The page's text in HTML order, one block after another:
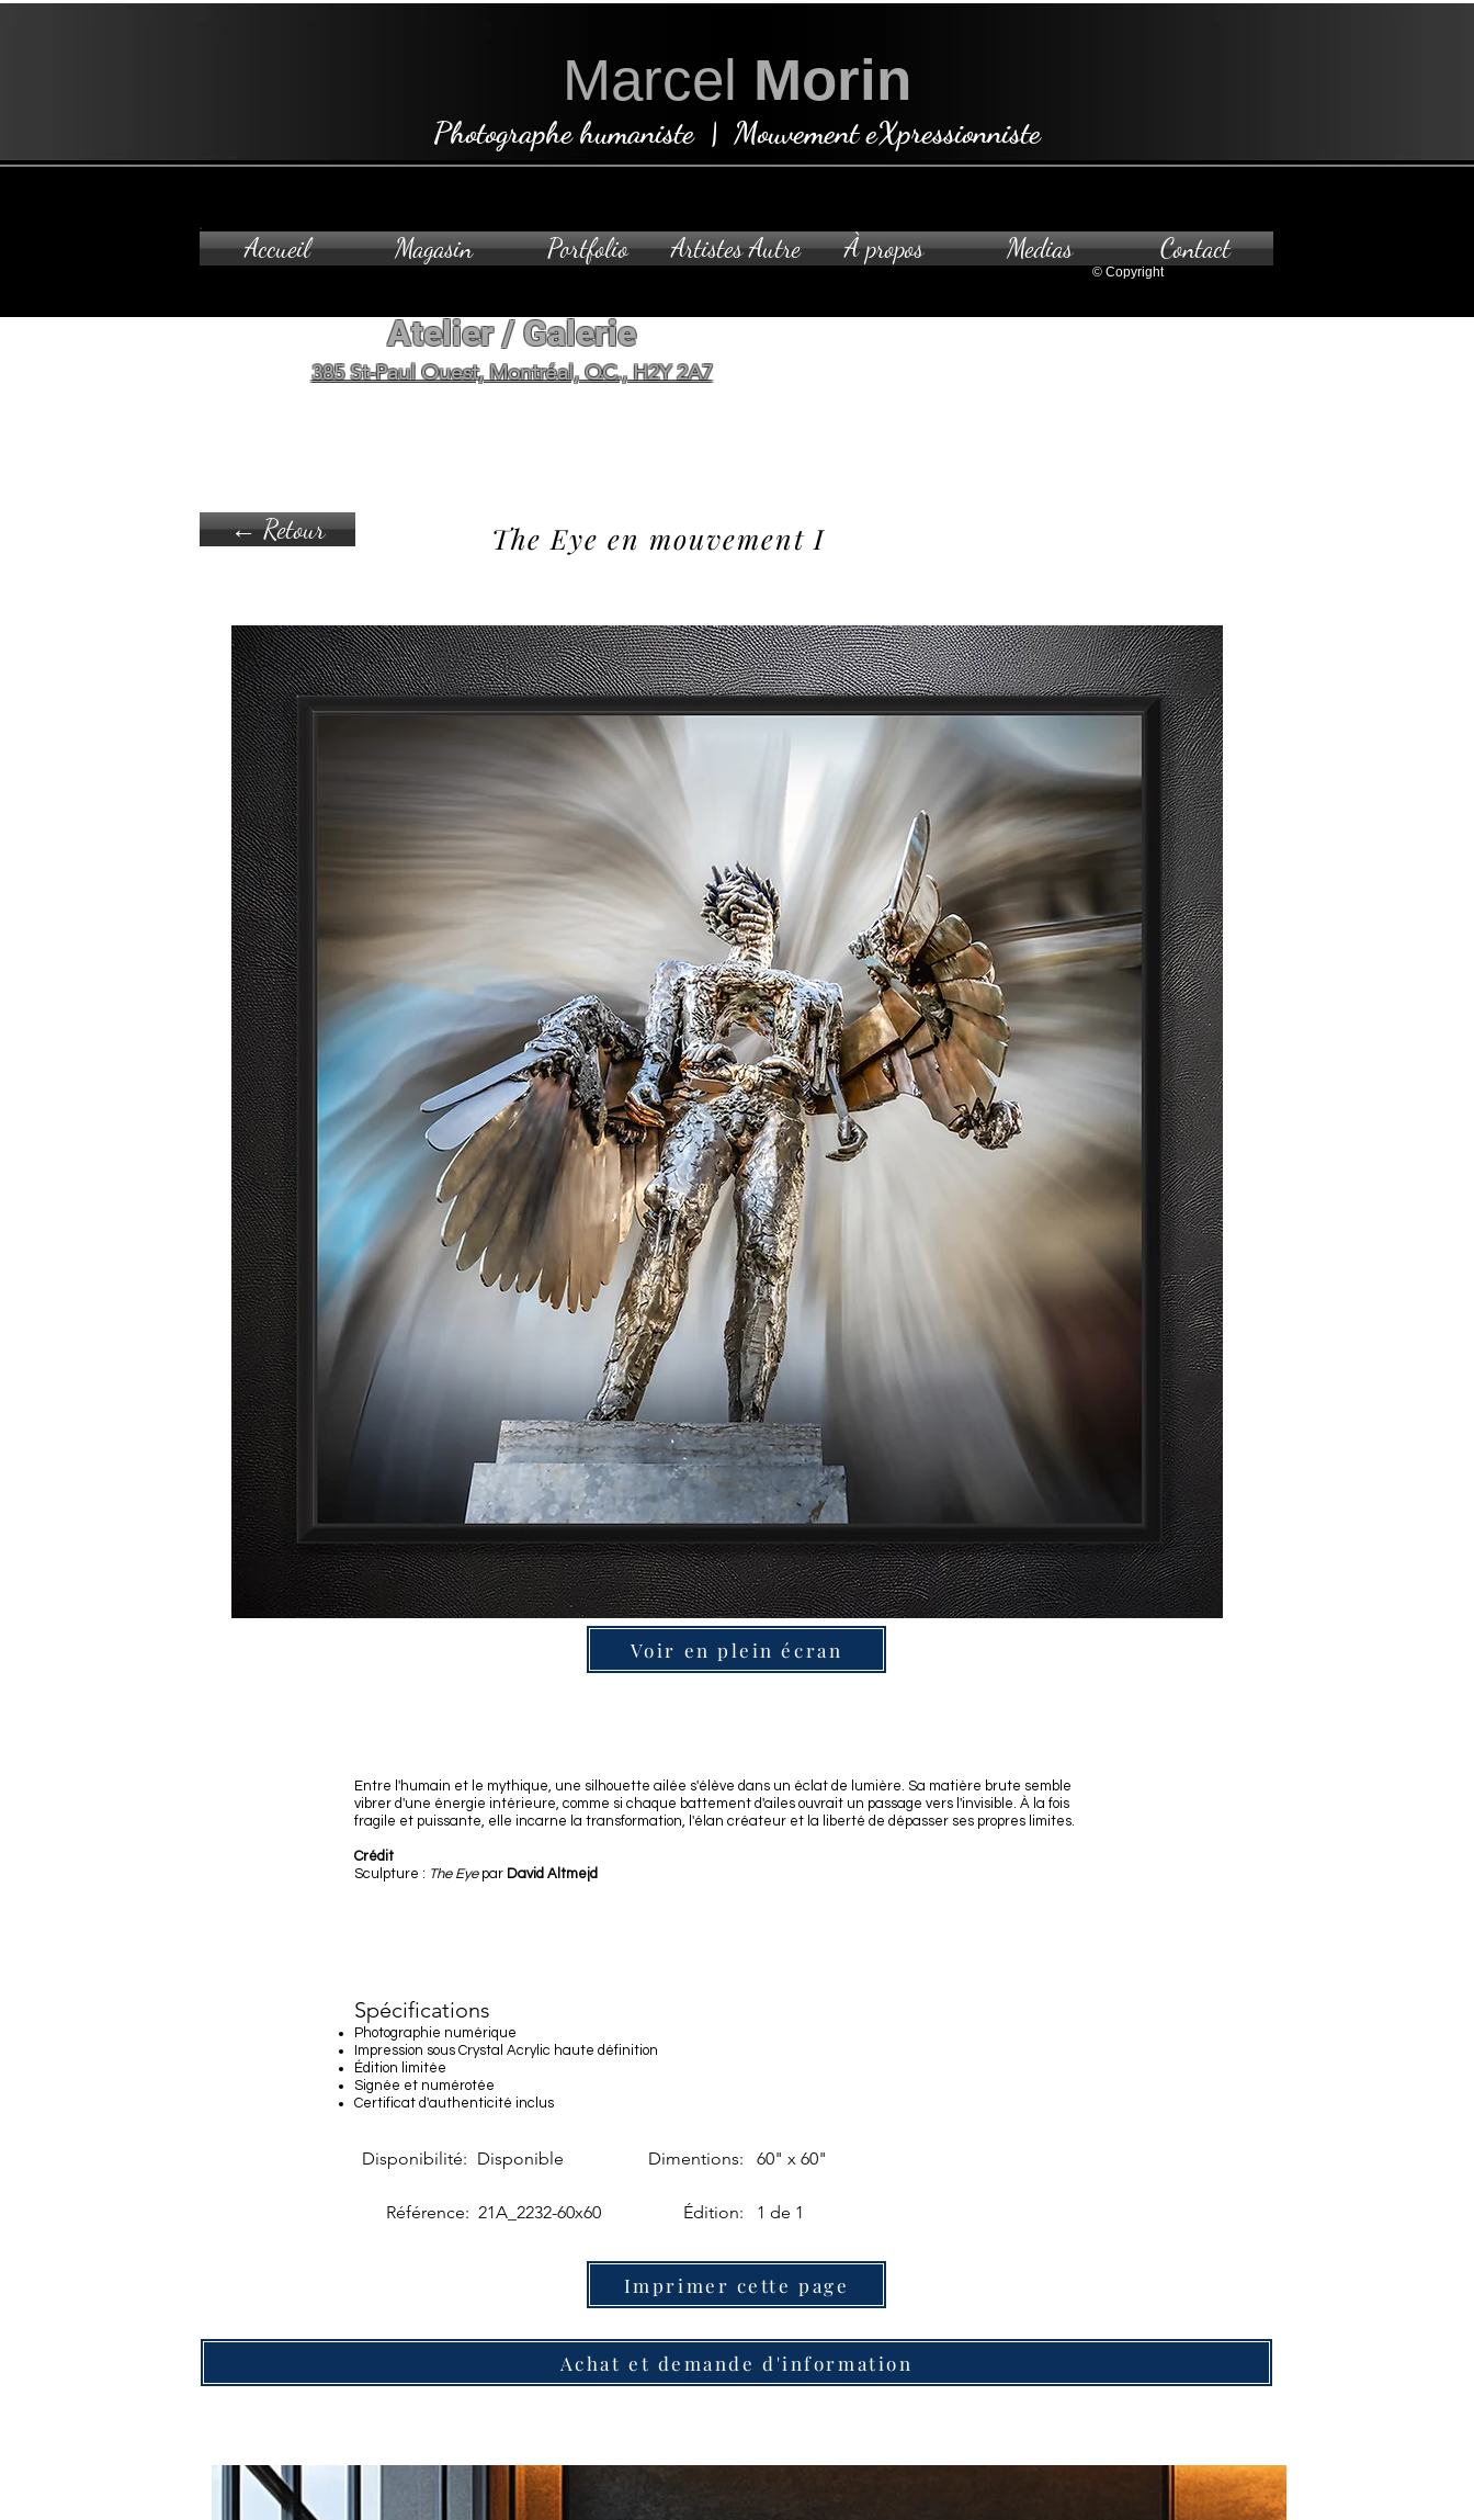
Marcel Morin
Photographe humaniste | Mouvement eXpressionniste
Accueil Magasin Artistes Autre À propos
Portfolio Medias Contact
© Copyright
Atelier / Galerie
385 St-Paul Ouest, Montréal, QC., H2Y 2A7
← Retour The Eye en mouvement I
Voir en plein écran
Entre l'humain et le mythique, une silhouette ailée s'élève dans un éclat de lumière. Sa matière brute semble
vibrer d'une énergie intérieure, comme si chaque battement d'ailes ouvrait un passage vers l'invisible. À la fois
fragile et puissante, elle incarne la transformation, l'élan créateur et la liberté de dépasser ses propres limites.
Crédit
Sculpture : The Eyepar David Altmejd
Spécifications
Photographie numérique
Impression sous Crystal Acrylic haute définition
Édition limitée
Signée et numérotée
Certificat d'authenticité inclus
Disponible Dimentions: 60" x 60"
Référence: 21A_2232-60x60 Édition: 1 de 1
Disponibilité:
Imprimer cette page
Achat et demande d'information